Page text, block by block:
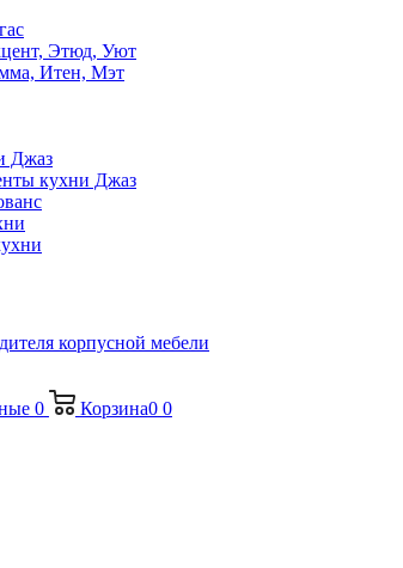
Этюд, Уют
Итен, Мэт
Джаз
кухни Джаз
0 Корзина0 0